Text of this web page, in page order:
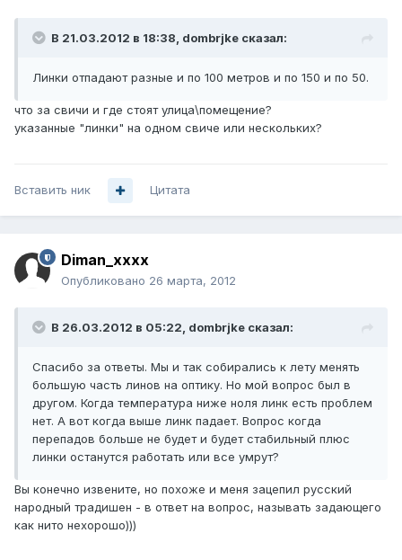
В 21.03.2012 в 18:38, dombrjke сказал:
Линки отпадают разные и по 100 метров и по 150 и по 50.
что за свичи и где стоят улица\помещение?
указанные "линки" на одном свиче или нескольких?
Вставить ник Цитата
Diman_xxxx
Опубликовано 26 марта, 2012
В 26.03.2012 в 05:22, dombrjke сказал:
Спасибо за ответы. Мы и так собирались к лету менять
большую часть линов на оптику. Но мой вопрос был в
другом. Когда температура ниже ноля линк есть проблем
нет. А вот когда выше линк падает. Вопрос когда
перепадов больше не будет и будет стабильный плюс
линки останутся работать или все умрут?
Вы конечно извените, но похоже и меня зацепил русский
народный традишен - в ответ на вопрос, называть задающего
как нито нехорошо)))